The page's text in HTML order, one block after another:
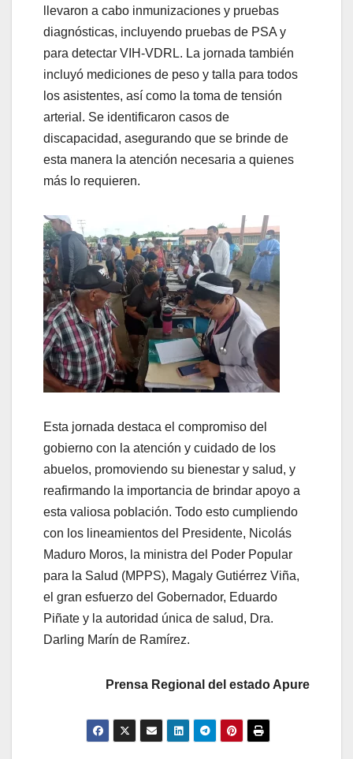
llevaron a cabo inmunizaciones y pruebas
diagnósticas, incluyendo pruebas de PSA y
para detectar VIH-VDRL. La jornada también
incluyó mediciones de peso y talla para todos
los asistentes, así como la toma de tensión
arterial. Se identificaron casos de
discapacidad, asegurando que se brinde de
esta manera la atención necesaria a quienes
más lo requieren.
Esta jornada destaca el compromiso del
gobierno con la atención y cuidado de los
abuelos, promoviendo su bienestar y salud, y
reafirmando la importancia de brindar apoyo a
esta valiosa población. Todo esto cumpliendo
con los lineamientos del Presidente, Nicolás
Maduro Moros, la ministra del Poder Popular
para la Salud (MPPS), Magaly Gutiérrez Viña,
el gran esfuerzo del Gobernador, Eduardo
Piñate y la autoridad única de salud, Dra.
Darling Marín de Ramírez.
Prensa Regional del estado Apure